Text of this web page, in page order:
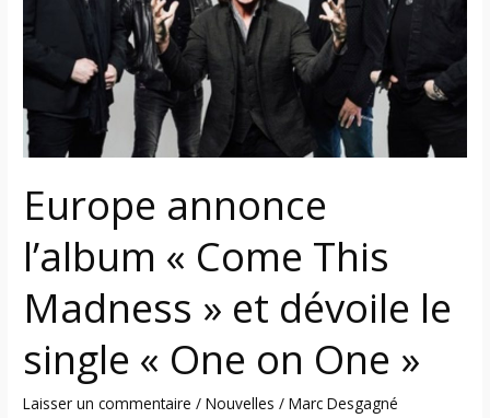
Europe annonce
l’album « Come This
Madness » et dévoile le
single « One on One »
Laisser un commentaire /Nouvelles /Marc Desgagné
Madness »
dévoile
le
single
« One
on
One »